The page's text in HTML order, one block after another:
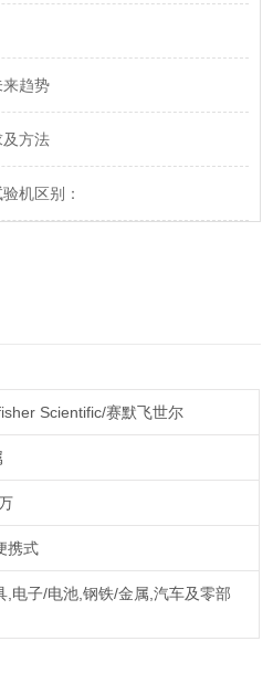
来趋势
方法
机区别：
Scientific/赛默飞世尔
携式
,电子/电池,钢铁/金属,汽车及零部